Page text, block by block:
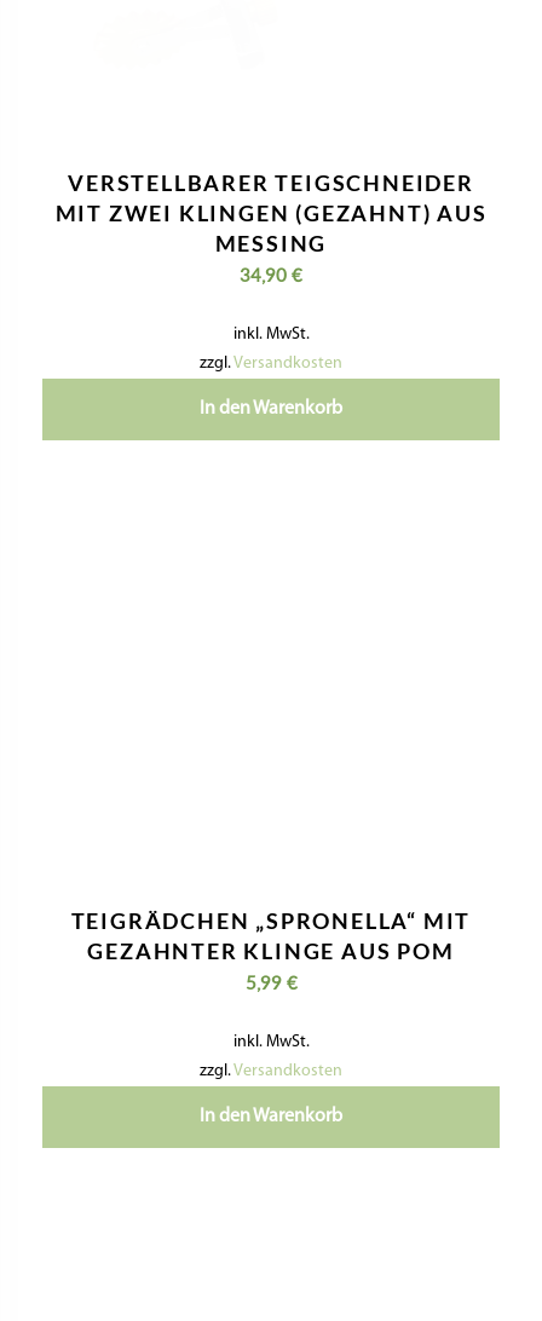
VERSTELLBARER TEIGSCHNEIDER
MIT ZWEI KLINGEN (GEZAHNT) AUS
MESSING
34,90 €
inkl. MwSt.
zzgl.Versandkosten
In den Warenkorb
TEIGRÄDCHEN „SPRONELLA“ MIT
GEZAHNTER KLINGE AUS POM
5,99 €
inkl. MwSt.
zzgl.Versandkosten
In den Warenkorb